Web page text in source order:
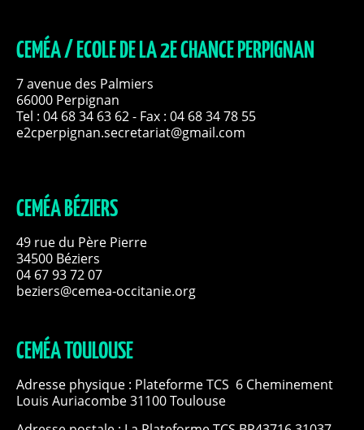
CEMÉA / ECOLE DE LA 2E CHANCE PERPIGNAN
7 avenue des Palmiers
66000 Perpignan
Tel : 04 68 34 63 62- Fax : 04 68 34 78 55
e2cperpignan.secretariat@gmail.com
CEMÉA BÉZIERS
49 rue du Père Pierre
34500 Béziers
04 67 93 72 07
beziers@cemea-occitanie.org
CEMÉA TOULOUSE
Adresse physique : Plateforme TCS 6 Cheminement
Louis Auriacombe 31100 Toulouse